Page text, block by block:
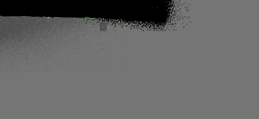
Peugeot DK5 (forum-auto.com)